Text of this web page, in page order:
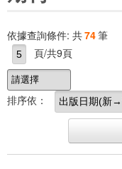
依據查詢條件: 共74筆
頁/共9頁
排序依：